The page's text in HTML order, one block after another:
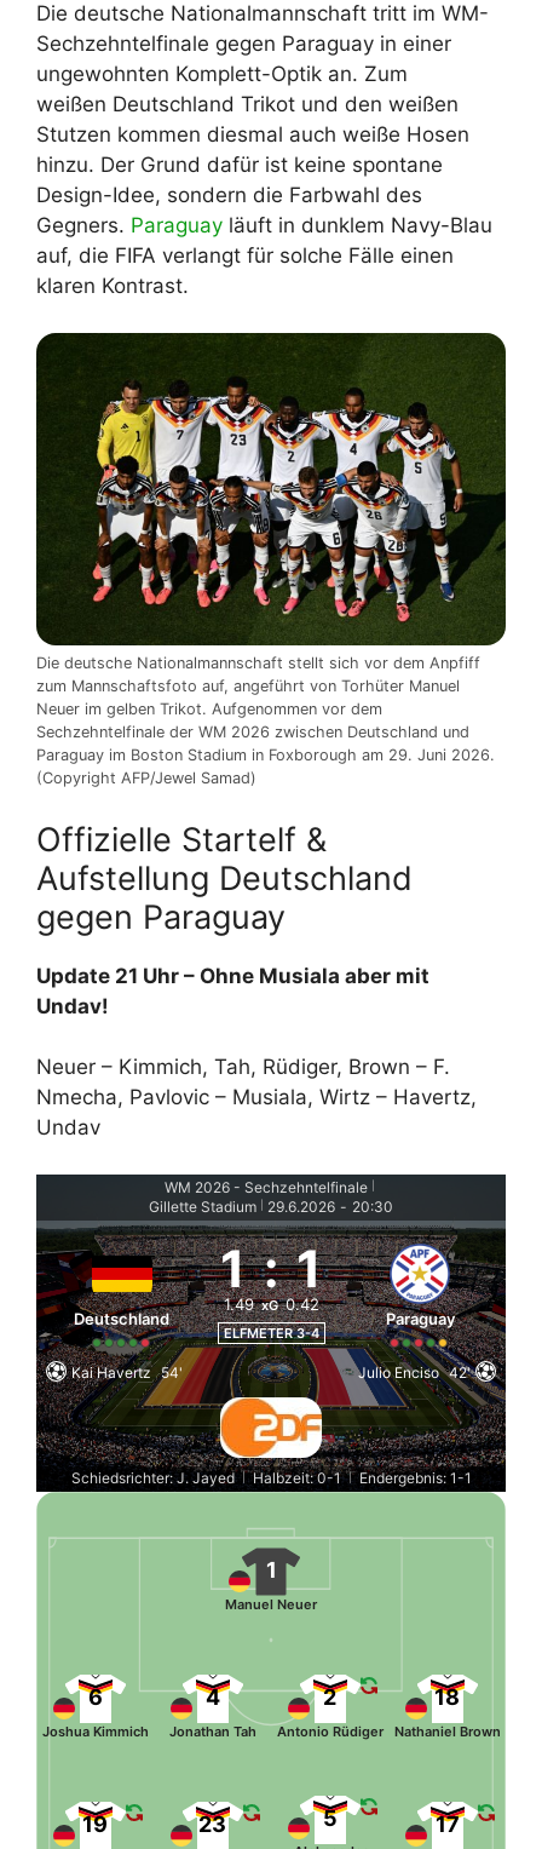
Die deutsche Nationalmannschaft tritt im WM-
Sechzehntelfinale gegen Paraguay in einer
ungewohnten Komplett-Optik an. Zum
weißen Deutschland Trikot und den weißen
Stutzen kommen diesmal auch weiße Hosen
hinzu. Der Grund dafür ist keine spontane
Design-Idee, sondern die Farbwahl des
Gegners. Paraguay läuft in dunklem Navy-Blau
auf, die FIFA verlangt für solche Fälle einen
klaren Kontrast.
Die deutsche Nationalmannschaft stellt sich vor dem Anpfiff
zum Mannschaftsfoto auf, angeführt von Torhüter Manuel
Neuer im gelben Trikot. Aufgenommen vor dem
Sechzehntelfinale der WM 2026 zwischen Deutschland und
Paraguay im Boston Stadium in Foxborough am 29. Juni 2026.
(Copyright AFP/Jewel Samad)
Offizielle Startelf &
Aufstellung Deutschland
gegen Paraguay
Update 21 Uhr – Ohne Musiala aber mit
Undav!
Neuer – Kimmich, Tah, Rüdiger, Brown – F.
Nmecha, Pavlovic – Musiala, Wirtz – Havertz,
Undav
WM 2026 - Sechzehntelfinale
Gillette Stadium 29.6.2026 - 20:30
Deutschland
1 : 1
1.49 xG 0.42
ELFMETER 3-4
Paraguay
Kai Havertz 54' Julio Enciso 42'
Schiedsrichter: J. Jayed Halbzeit: 0-1 | Endergebnis: 1-1
1
Manuel Neuer
18
Nathaniel Brown
2
Antonio Rüdiger
4
Jonathan Tah
6
Joshua Kimmich
17
5
23
19